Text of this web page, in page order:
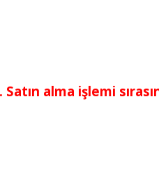
alma işlemi